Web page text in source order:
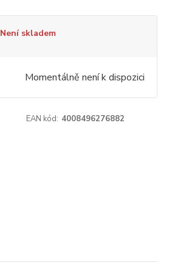
Není skladem
Momentálně není k dispozici
EAN kód: 4008496276882